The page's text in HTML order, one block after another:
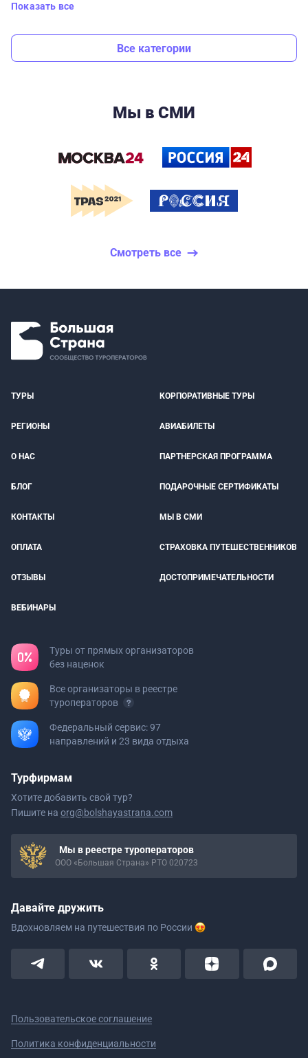
Показать все
Все категории
Мы в СМИ
Смотреть все
ТУРЫ КОРПОРАТИВНЫЕ ТУРЫ
РЕГИОНЫ АВИАБИЛЕТЫ
О НАС ПАРТНЕРСКАЯ ПРОГРАММА
БЛОГ ПОДАРОЧНЫЕ СЕРТИФИКАТЫ
КОНТАКТЫ МЫ В СМИ
ОПЛАТА СТРАХОВКА ПУТЕШЕСТВЕННИКОВ
ОТЗЫВЫ ДОСТОПРИМЕЧАТЕЛЬНОСТИ
ВЕБИНАРЫ
Туры от прямых организаторов
без наценок
Все организаторы в реестре
туроператоров
Федеральный сервис: 97
направлений и 23 вида отдыха
Турфирмам
Хотите добавить свой тур?
Пишите на org@bolshayastrana.com
Мы в реестре туроператоров
ООО «Большая Страна» РТО 020723
Давайте дружить
Вдохновляем на путешествия по России
Пользовательское соглашение
Политика конфиденциальности